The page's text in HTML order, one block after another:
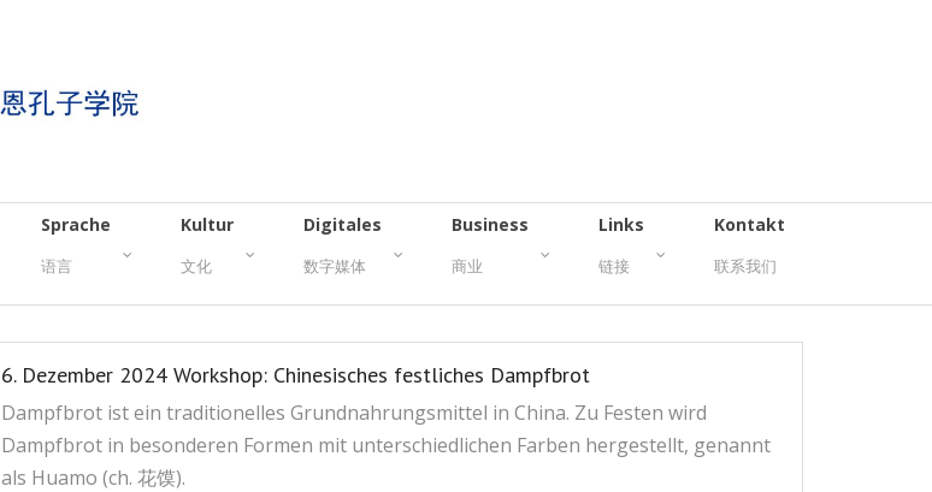
Sprache
语言
Kultur
文化
Digitales
数字媒体
Business
商业
Links
链接
Kontakt
联系我们
6. Dezember 2024 Workshop: Chinesisches festliches Dampfbrot
Dampfbrot ist ein traditionelles Grundnahrungsmittel in China. Zu Festen wird
Dampfbrot in besonderen Formen mit unterschiedlichen Farben hergestellt, genannt
als Huamo (ch. 花馍).